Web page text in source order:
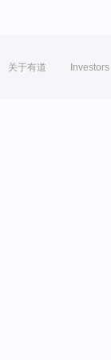
关于有道 Investors